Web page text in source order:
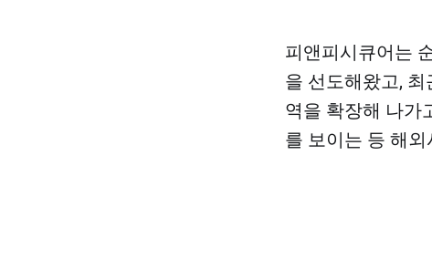
피앤피시큐어는
을 선도해왔고,
역을 확장해 나가
를 보이는 등 해